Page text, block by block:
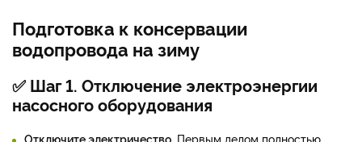
Подготовка к консервации
водопровода на зиму
✅ Шаг 1. Отключение электроэнергии
насосного оборудования
Отключите электричество. Первым делом полностью